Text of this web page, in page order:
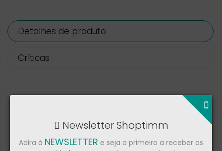
Detalhes de produto
Críticas
Marca
Ficha de dadosNewsletter Shoptimm
Adira à NEWSLETTER e seja o primeiro a receber as